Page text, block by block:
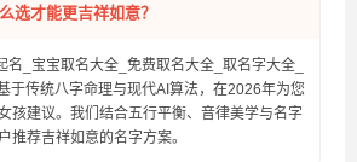
选才能更吉祥如意？
名_宝宝取名大全_免费取名大全_取名字大全_
于传统八字命理与现代AI算法，在2026年为您
孩建议。我们结合五行平衡、音律美学与名字
推荐吉祥如意的名字方案。